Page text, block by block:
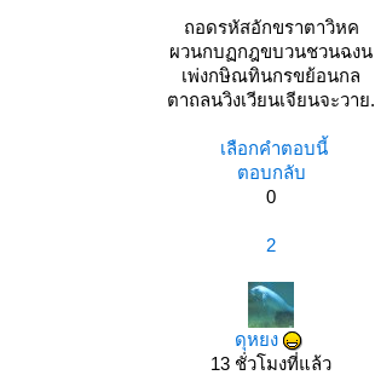
ถอดรหัสอักขราตาวิหค
ผวนกบฏกฎขบวนชวนฉงน
เพ่งกษิณทินกรขย้อนกล
ตาถลนวิงเวียนเจียนจะวาย.
เลือกคำตอบนี้
ตอบกลับ
0
2
ดุหยง
13 ชั่วโมงที่แล้ว